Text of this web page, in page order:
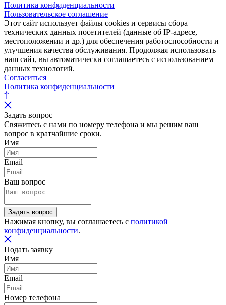
Политика конфиденциальности
Пользовательское соглашение
Этот сайт использует файлы cookies и сервисы сбора
технических данных посетителей (данные об IP-адресе,
местоположении и др.) для обеспечения работоспособности и
улучшения качества обслуживания. Продолжая использовать
наш сайт, вы автоматически соглашаетесь с использованием
данных технологий.
Согласиться
Политика конфиденциальности
Задать вопрос
Свяжитесь с нами по номеру телефона и мы решим ваш
вопрос в кратчайшие сроки.
Имя
Email
Ваш вопрос
Задать вопрос
Нажимая кнопку, вы соглашаетесь с политикой
конфиденциальности.
Подать заявку
Имя
Email
Номер телефона